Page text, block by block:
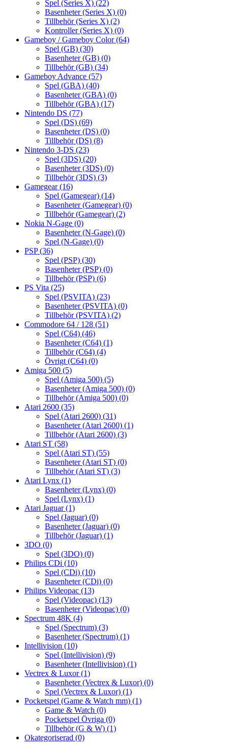
Spel (Series X) (22)
Basenheter (Series X) (0)
Tillbehör (Series X) (2)
Kontroller (Series X) (0)
Gameboy / Gameboy Color(64)
Spel (GB) (30)
Basenheter (GB) (0)
Tillbehör (GB) (34)
Gameboy Advance (57)
Spel (GBA) (40)
Basenheter (GBA) (0)
Tillbehör (GBA) (17)
Nintendo DS (77)
Spel (DS) (69)
Basenheter (DS) (0)
Tillbehör (DS) (8)
Nintendo 3-DS (23)
Spel (3DS) (20)
Basenheter (3DS) (0)
Tillbehör (3DS) (3)
Gamegear(16)
Spel (Gamegear) (14)
Basenheter (Gamegear) (0)
Tillbehör (Gamegear) (2)
Nokia N-Gage (0)
Basenheter (N-Gage) (0)
Spel (N-Gage) (0)
PSP(36)
Spel (PSP) (30)
Basenheter (PSP) (0)
Tillbehör (PSP) (6)
PS Vita (25)
Spel (PSVITA) (23)
Basenheter (PSVITA) (0)
Tillbehör (PSVITA) (2)
Commodore 64 / 128 (51)
Spel (C64) (46)
Basenheter (C64) (1)
Tillbehör (C64) (4)
Övrigt (C64) (0)
Amiga 500 (5)
Spel (Amiga 500) (5)
Basenheter (Amiga 500) (0)
Tillbehör (Amiga 500) (0)
Atari 2600 (35)
Spel (Atari 2600) (31)
Basenheter (Atari 2600) (1)
Tillbehör (Atari 2600) (3)
Atari ST (58)
Spel (Atari ST) (55)
Basenheter (Atari ST) (0)
Tillbehör (Atari ST) (3)
Atari Lynx (1)
Basenheter (Lynx) (0)
Spel (Lynx) (1)
Atari Jaguar(1)
Spel (Jaguar) (0)
Basenheter (Jaguar) (0)
Tillbehör (Jaguar) (1)
3DO (0)
Spel (3DO) (0)
Philips CDi (10)
Spel (CDi) (10)
Basenheter (CDi) (0)
Philips Videopac (13)
Spel (Videopac) (13)
Basenheter (Videopac) (0)
Spectrum 48K (4)
Spel (Spectrum) (3)
Basenheter (Spectrum) (1)
Intellivision (10)
Spel (Intellivision) (9)
Basenheter (Intellivision) (1)
Vectrex & Luxor(1)
Basenheter (Vectrex & Luxor) (0)
Spel (Vectrex & Luxor) (1)
Pocketspel (Game & Watch mm) (1)
Game & Watch (0)
Pocketspel Övriga (0)
Tillbehör (G & W) (1)
Okategoriserad (0)